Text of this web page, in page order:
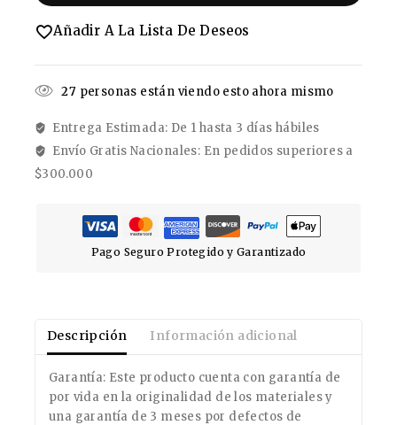
Añadir A La Lista De Deseos
27 personas están viendo esto ahora mismo
Entrega Estimada: De 1 hasta 3 días hábiles
Envío Gratis Nacionales: En pedidos superiores a
$300.000
Pago Seguro Protegido y Garantizado
Descripción Información adicional
Garantía: Este producto cuenta con garantía de
por vida en la originalidad de los materiales y
una garantía de 3 meses por defectos de